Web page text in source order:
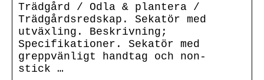
Trädgård / Odla & plantera /
Trädgårdsredskap. Sekatör med
utväxling. Beskrivning;
Specifikationer. Sekatör med
greppvänligt handtag och non-
stick …